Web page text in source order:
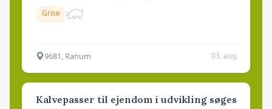
Grise
9681, Ranum 03. aug.
Kalvepasser til ejendom i udvikling søges